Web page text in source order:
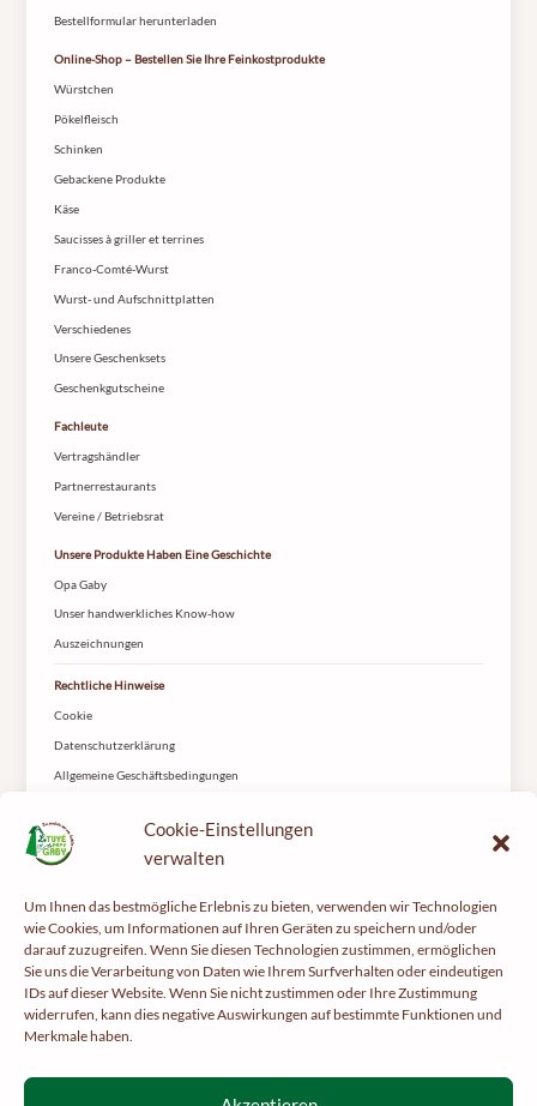
Cookie-Einstellungen
verwalten
Um Ihnen das bestmögliche Erlebnis zu bieten, verwenden wir Technologien
wie Cookies, um Informationen auf Ihren Geräten zu speichern und/oder
darauf zuzugreifen. Wenn Sie diesen Technologien zustimmen, ermöglichen
Sie uns die Verarbeitung von Daten wie Ihrem Surfverhalten oder eindeutigen
IDs auf dieser Website. Wenn Sie nicht zustimmen oder Ihre Zustimmung
widerrufen, kann dies negative Auswirkungen auf bestimmte Funktionen und
Merkmale haben.
Bestellformular herunterladen
Online-Shop – Bestellen Sie Ihre Feinkostprodukte
Würstchen
Pökelfleisch
Schinken
Gebackene Produkte
Käse
Saucisses à griller et terrines
Franco-Comté-Wurst
Wurst- und Aufschnittplatten
Verschiedenes
Unsere Geschenksets
Geschenkgutscheine
Fachleute
Vertragshändler
Partnerrestaurants
Vereine / Betriebsrat
Unsere Produkte Haben Eine Geschichte
Opa Gaby
Unser handwerkliches Know-how
Auszeichnungen
Rechtliche Hinweise
Cookie
Datenschutzerklärung
Allgemeine Geschäftsbedingungen
Kontakt
25650 Gilley
Tun Sie Ihrer Gesundheit etwas Gutes und treiben Sie regelmäßig Sport –mangerbouger.fr